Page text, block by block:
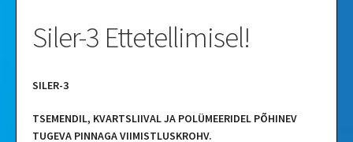
Siler-3 Ettetellimisel!
SILER-3
TSEMENDIL, KVARTSLIIVAL JA POLÜMEERIDEL PÕHINEV
TUGEVA PINNAGA VIIMISTLUSKROHV.